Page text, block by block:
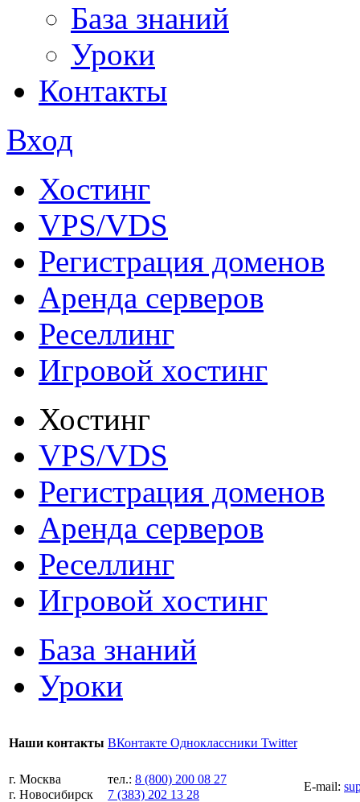
База знаний
Уроки
Контакты
Вход
Хостинг
VPS/VDS
Регистрация доменов
Аренда серверов
Реселлинг
Игровой хостинг
Хостинг
VPS/VDS
Регистрация доменов
Аренда серверов
Реселлинг
Игровой хостинг
База знаний
Уроки
Наши контакты ВКонтакте Одноклассники Twitter
г. Москва
г. Новосибирск
тел.: 8 (800) 200 08 27
7 (383) 202 13 28
E-mail: